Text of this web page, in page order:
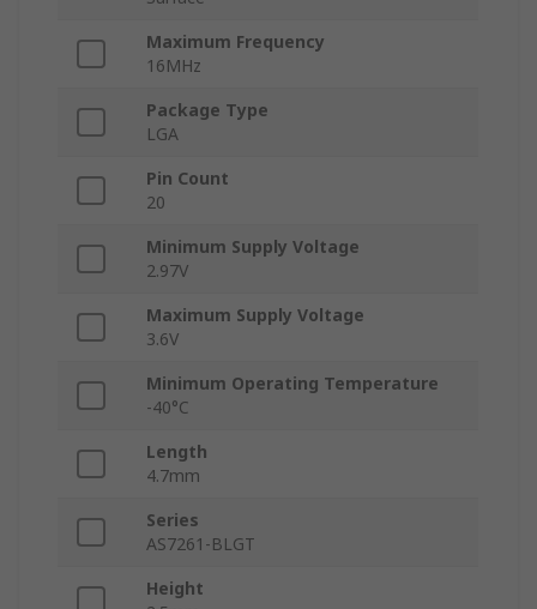
Maximum Frequency
16MHz
Package Type
LGA
Pin Count
20
Minimum Supply Voltage
2.97V
Maximum Supply Voltage
3.6V
Minimum Operating Temperature
-40°C
Length
4.7mm
Series
AS7261-BLGT
Height